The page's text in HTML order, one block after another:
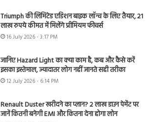
Triumph की लिमिटेड एडिशन बाइक लॉन्च के लिए तैयार, 21
लाख रुपये कीमत में मिलेंगे प्रीमियम फीचर्स
16 July 2026 - 3:17 PM
जानिए Hazard Light का क्या काम है, कब और कैसे करें
इसका इस्तेमाल, ज्यादातर लोग नहीं जानते सही तरीका
12 July 2026 - 6:14 PM
Renault Duster खरीदने का प्लान? 2 लाख डाउन पेमेंट पर
जानें कितनी बनेगी EMI और कितना देना होगा लोन